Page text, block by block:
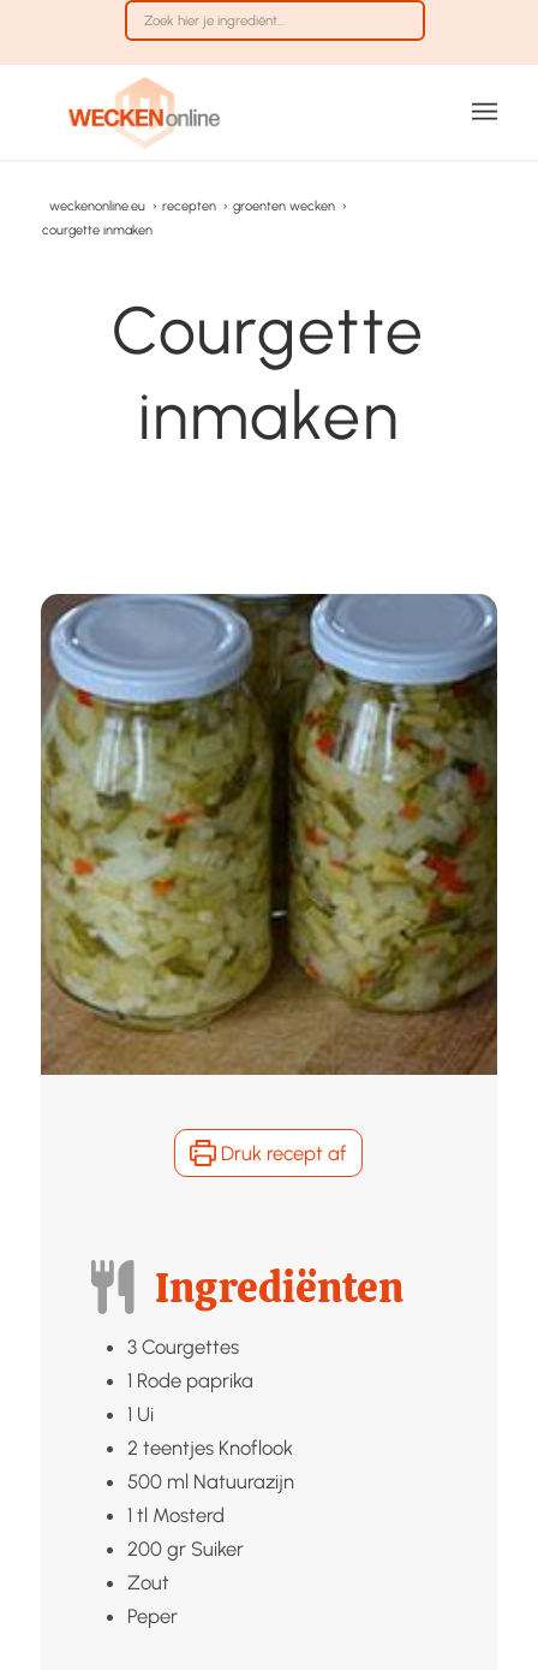
weckenonline.eu › recepten › groenten wecken ›
courgette inmaken
Courgette
inmaken
Druk recept af
Ingrediënten
3 Courgettes
1 Rode paprika
1 Ui
2 teentjes Knoflook
500 ml Natuurazijn
1 tl Mosterd
200 gr Suiker
Zout
Peper